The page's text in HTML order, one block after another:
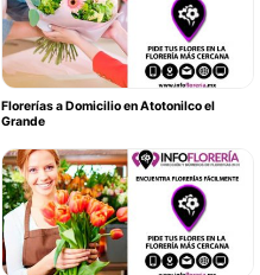
Florerías a Domicilio en Atotonilco el
Grande